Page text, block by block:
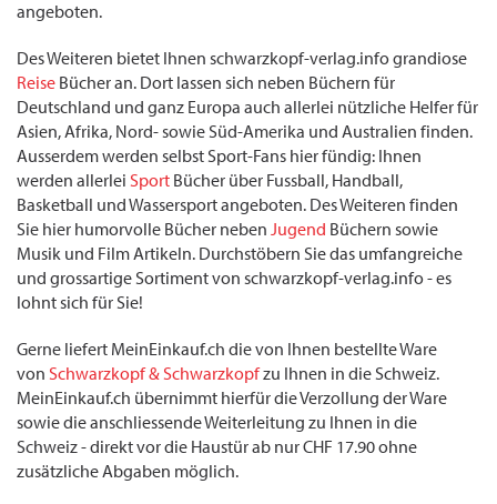
angeboten.
Des Weiteren bietet Ihnen schwarzkopf-verlag.info grandiose
Reise Bücher an. Dort lassen sich neben Büchern für
Deutschland und ganz Europa auch allerlei nützliche Helfer für
Asien, Afrika, Nord- sowie Süd-Amerika und Australien finden.
Ausserdem werden selbst Sport-Fans hier fündig: Ihnen
werden allerlei Sport Bücher über Fussball, Handball,
Basketball und Wassersport angeboten. Des Weiteren finden
Sie hier humorvolle Bücher neben Jugend Büchern sowie
Musik und Film Artikeln. Durchstöbern Sie das umfangreiche
und grossartige Sortiment von schwarzkopf-verlag.info - es
lohnt sich für Sie!
Gerne liefert MeinEinkauf.ch die von Ihnen bestellte Ware
von Schwarzkopf & Schwarzkopfzu Ihnen in die Schweiz.
MeinEinkauf.ch übernimmt hierfür die Verzollung der Ware
sowie die anschliessende Weiterleitung zu Ihnen in die
Schweiz - direkt vor die Haustür ab nur CHF 17.90 ohne
zusätzliche Abgaben möglich.